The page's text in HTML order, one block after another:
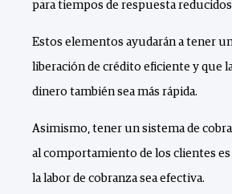
para tiempos de respuesta
Estos elementos ayudarán a tener
liberación de crédito eficiente y que
dinero también sea más rápida.
Asimismo, tener un sistema de
al comportamiento de los clientes es
la labor de cobranza sea efectiva.